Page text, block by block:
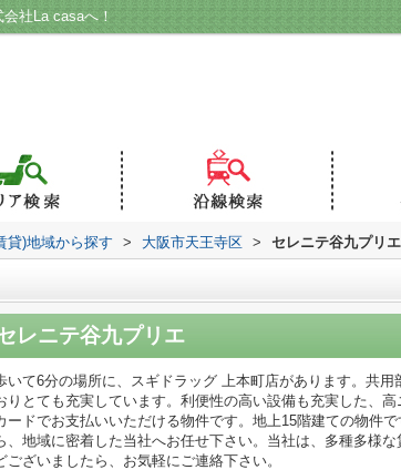
社La casaへ！
貸)地域から探す > 大阪市天王寺区 > セレニテ谷九プリエ
レニテ谷九プリエ
いて6分の場所に、スギドラッグ 上本町店があります。共
りとても充実しています。利便性の高い設備も充実した、
ードでお支払いいただける物件です。地上15階建ての物件
、地域に密着した当社へお任せ下さい。当社は、多種多様
ございましたら、お気軽にご連絡下さい。